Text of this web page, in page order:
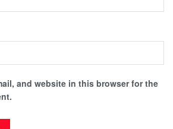
and website in this browser for the